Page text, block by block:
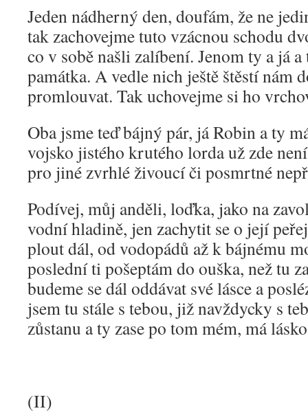
Jeden nádherný den, doufám, že ne
tak zachovejme tuto vzácnou schodu
co v sobě našli zalíbení. Jenom ty a já
památka. A vedle nich ještě štěstí nám
promlouvat. Tak uchovejme si ho
Oba jsme teď bájný pár, já Robin a ty
vojsko jistého krutého lorda už zde
pro jiné zvrhlé živoucí či posmrtné
Podívej, můj anděli, loďka, jako na
vodní hladině, jen zachytit se o její
plout dál, od vodopádů až k bájnému
poslední ti pošeptám do ouška, než tu
budeme se dál oddávat své lásce a
jsem tu stále s tebou, již navždycky s
zůstanu a ty zase po tom mém, má
(II)